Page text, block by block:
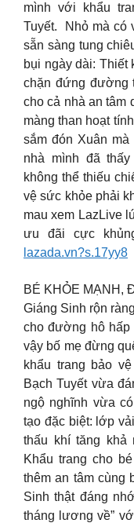
mình với khẩu
Tuyết. ️ Nhỏ mà có
sẵn sàng tung
bụi ngày dài:
chặn đứng đường
cho cả nhà an tâm
màng than hoạt
sắm đón Xuân
nhà mình đã
không thể thiếu
vệ sức khỏe phải
mau xem LazLive
ưu đãi cực
lazada.vn?s.17yy8
BÉ KHỎE MẠNH,
Giáng Sinh rộn
cho đường hô hấp
vậy bố mẹ đừng
khẩu trang bảo
Bạch Tuyết vừa
ngộ nghĩnh vừa
tạo đặc biệt: lớp
thấu khí tăng khả
Khẩu trang cho
thêm an tâm cùng
Sinh thật đáng
tháng lương về”